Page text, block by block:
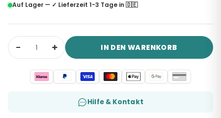
Auf Lager — ✓ Lieferzeit 1-3 Tage in 🇩🇪
IN DEN WARENKORB
Hilfe & Kontakt